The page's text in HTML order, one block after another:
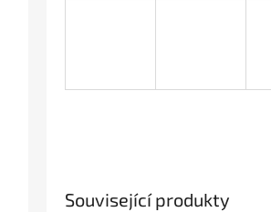
Související produkty